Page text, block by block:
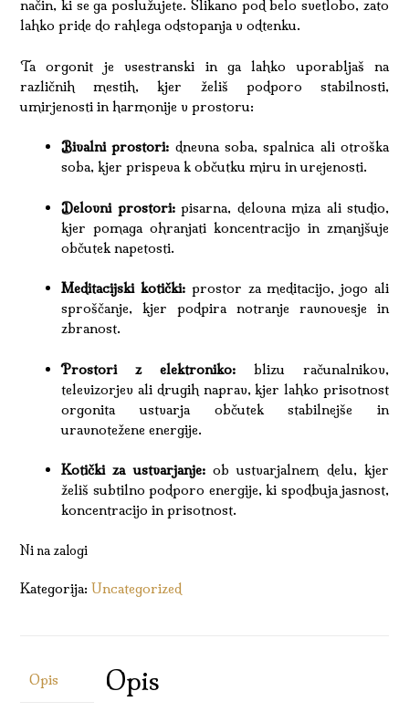
način, ki se ga poslužujete. Slikano pod belo svetlobo, zato
lahko pride do rahlega odstopanja v odtenku.
Ta orgonit je vsestranski in ga lahko uporabljaš na
različnih mestih, kjer želiš podporo stabilnosti,
umirjenosti in harmonije v prostoru:
Bivalni prostori: dnevna soba, spalnica ali otroška
soba, kjer prispeva k občutku miru in urejenosti.
Delovni prostori:pisarna, delovna miza ali studio,
kjer pomaga ohranjati koncentracijo in zmanjšuje
občutek napetosti.
Meditacijski kotički:prostor za meditacijo, jogo ali
sproščanje, kjer podpira notranje ravnovesje in
zbranost.
Prostori z elektroniko: blizu računalnikov,
televizorjev ali drugih naprav, kjer lahko prisotnost
orgonita ustvarja občutek stabilnejše in
uravnotežene energije.
Kotički za ustvarjanje:ob ustvarjalnem delu, kjer
želiš subtilno podporo energije, ki spodbuja jasnost,
koncentracijo in prisotnost.
Ni na zalogi
Kategorija: Uncategorized
Opis Opis